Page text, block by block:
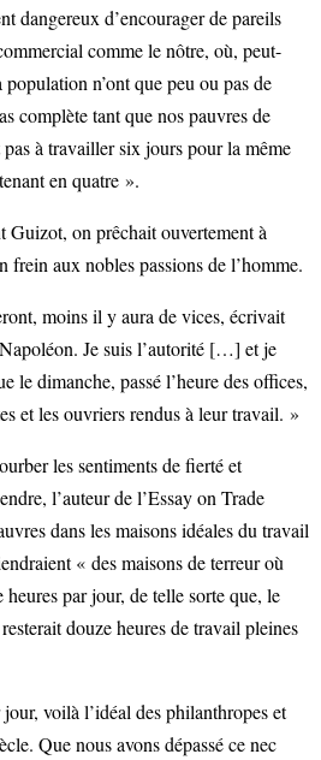
dangereux d’encourager de pareils
comme le nôtre, où, peut-
n’ont que peu ou pas de
complète tant que nos pauvres de
à travailler six jours pour la même
en quatre ».
Guizot, on prêchait ouvertement à
aux nobles passions de l’homme.
moins il y aura de vices, écrivait
Je suis l’autorité […] et je
le dimanche, passé l’heure des offices,
et les ouvriers rendus à leur travail. »
les sentiments de fierté et
l’auteur de l’Essay on Trade
dans les maisons idéales du travail
« des maisons de terreur où
par jour, de telle sorte que, le
douze heures de travail pleines
voilà l’idéal des philanthropes et
Que nous avons dépassé ce nec